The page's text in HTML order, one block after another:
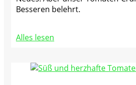
Besseren belehrt.
Alles lesen